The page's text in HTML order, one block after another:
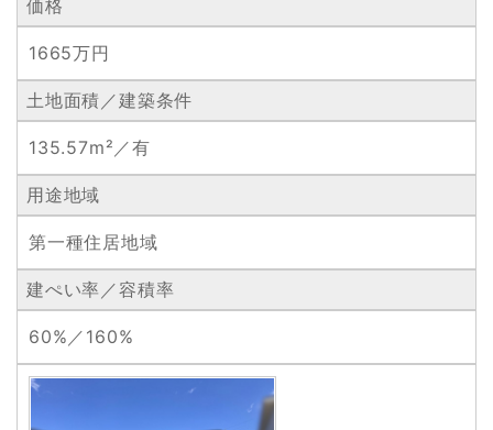
価格
1665万円
土地面積／建築条件
135.57m²／有
用途地域
第一種住居地域
建ぺい率／容積率
60%／160%